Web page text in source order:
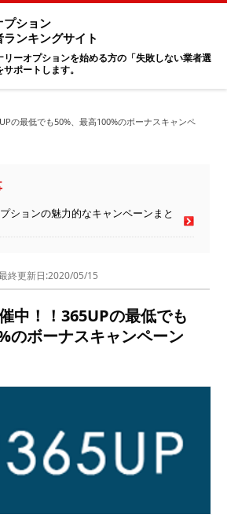
プション
ンキングサイト
ーオプションを始める方の「失敗しない業者選
ポートします。
の最低でも50%、最高100%のボーナスキャンペ
ションの魅力的なキャンペーンまと
終更新日:2020/05/15
中！！365UPの最低でも
のボーナスキャンペーン